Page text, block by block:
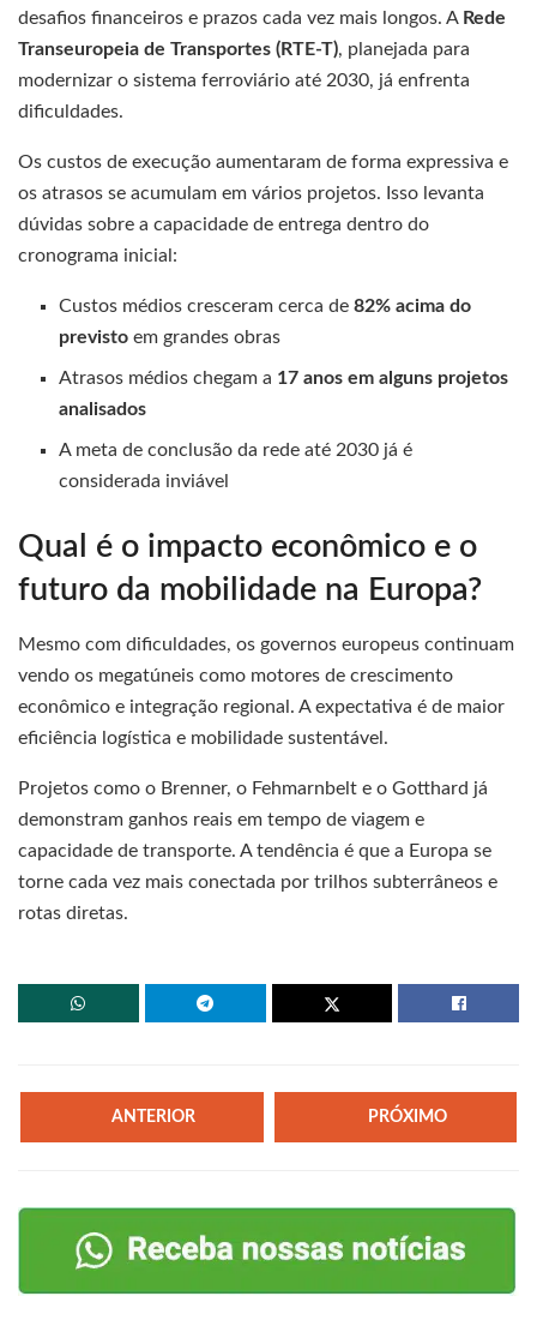
desafios financeiros e prazos cada vez mais longos. A Rede
Transeuropeia de Transportes (RTE-T), planejada para
modernizar o sistema ferroviário até 2030, já enfrenta
dificuldades.
Os custos de execução aumentaram de forma expressiva e
os atrasos se acumulam em vários projetos. Isso levanta
dúvidas sobre a capacidade de entrega dentro do
cronograma inicial:
Custos médios cresceram cerca de82% acima do
previsto em grandes obras
Atrasos médios chegam a 17 anos em alguns projetos
analisados
A meta de conclusão da rede até 2030 já é
considerada inviável
Qual é o impacto econômico e o
futuro da mobilidade na Europa?
Mesmo com dificuldades, os governos europeus continuam
vendo os megatúneis como motores de crescimento
econômico e integração regional. A expectativa é de maior
eficiência logística e mobilidade sustentável.
Projetos como o Brenner, o Fehmarnbelt e o Gotthard já
demonstram ganhos reais em tempo de viagem e
capacidade de transporte. A tendência é que a Europa se
torne cada vez mais conectada por trilhos subterrâneos e
rotas diretas.
ANTERIOR PRÓXIMO